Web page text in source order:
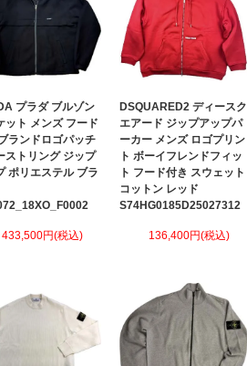
プラダ ブルゾン
ット メンズ フード
ランドロゴパッチ
ストリング ジップ
ポリエステル ブラ
433,500円(税込)
DSQUARED2 ディースク
エアード ジップアップパ
ーカー メンズ ロゴプリン
ト ボーイフレンドフィッ
ト フード付き スウェット
コットン レッド
S74HG0185D25027312
136,400円(税込)